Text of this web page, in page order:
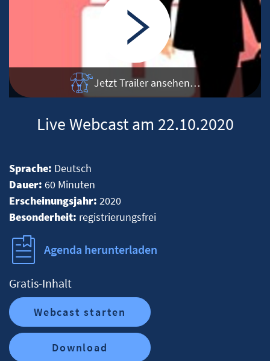
Jetzt Trailer ansehen…
Live Webcast am 22.10.2020
Sprache: Deutsch
Dauer: 60 Minuten
Erscheinungsjahr: 2020
Besonderheit: registrierungsfrei
Agenda herunterladen
Gratis-Inhalt
Webcast starten
Download